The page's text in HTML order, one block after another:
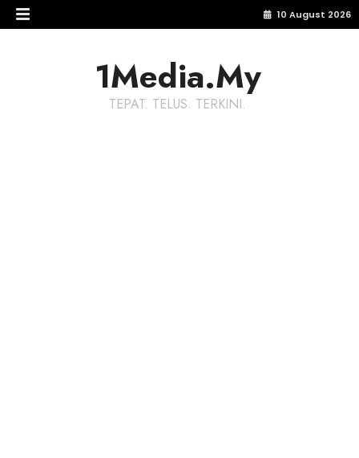
10 August 2026
1Media.My
TEPAT. TELUS. TERKINI.